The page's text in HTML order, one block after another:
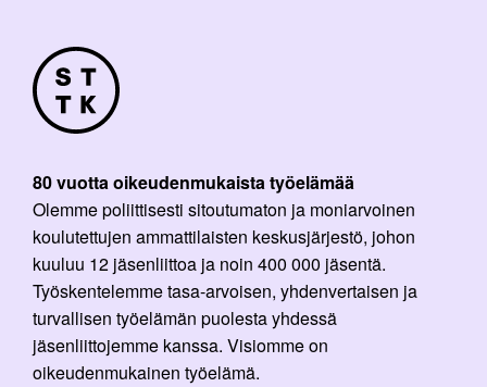
80 vuotta oikeudenmukaista työelämää
Olemme poliittisesti sitoutumaton ja moniarvoinen
koulutettujen ammattilaisten keskusjärjestö, johon
kuuluu 12 jäsenliittoa ja noin 400 000 jäsentä.
Työskentelemme tasa-arvoisen, yhdenvertaisen ja
turvallisen työelämän puolesta yhdessä
jäsenliittojemme kanssa. Visiomme on
oikeudenmukainen työelämä.